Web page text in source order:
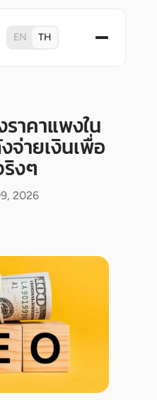
EN TH
ราคาแพงใน
จ่ายเงินเพื่อ
ริงๆ
2026